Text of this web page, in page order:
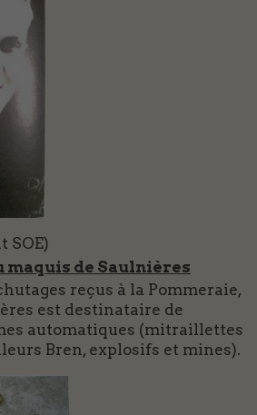
SOE)
de Saulnières
reçus à la Pommeraie,
est destinataire de
automatiques (mitraillettes
Bren, explosifs et mines).